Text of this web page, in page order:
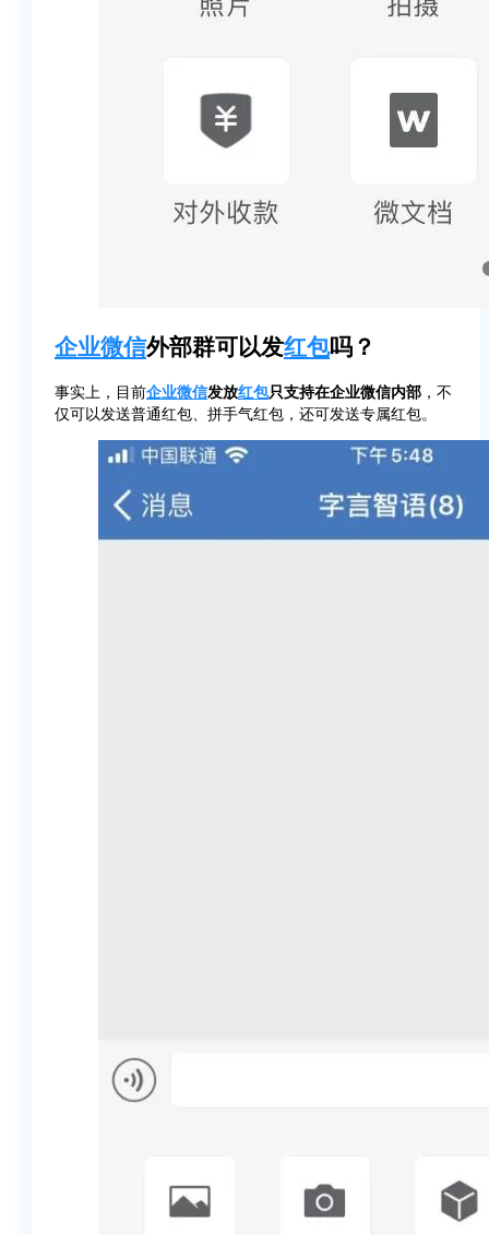
企业微信外部群可以发红包吗？
事实上，目前企业微信发放红包只支持在企业微信内部 ，不
仅可以发送普通红包、拼手气红包，还可发送专属红包。